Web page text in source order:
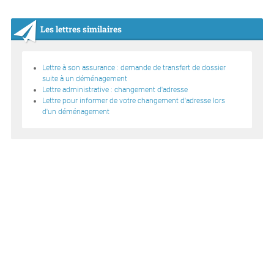
Les lettres similaires
Lettre à son assurance : demande de transfert de dossier
suite à un déménagement
Lettre administrative : changement d'adresse
Lettre pour informer de votre changement d'adresse lors
d'un déménagement